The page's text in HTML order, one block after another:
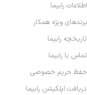
اطلاعات رابیما
برندهای ویژه همکار
تاریخچه رابیما
تماس با رابیما
حفظ حریم خصوصی
دریافت اپلکیشن رابیما